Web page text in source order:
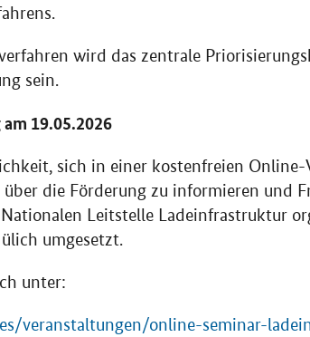
wird das zentrale
sein.
19.05.2026
sich in einer kostenfreien Online-
die Förderung zu informieren und
Leitstelle Ladeinfrastruktur
umgesetzt.
unter:
veranstaltungen/online-seminar-